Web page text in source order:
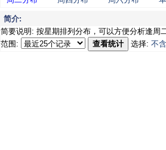
简介:
简要说明: 按星期排列分布，可以方便分析逢周
范围:
查看统计 选择: 不